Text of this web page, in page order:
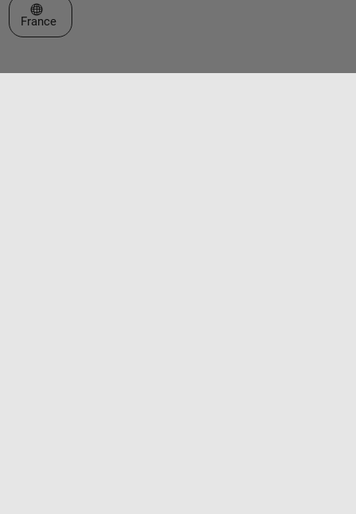
Sélectionner un site web
France